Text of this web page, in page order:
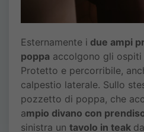
Esternamente i due ampi
poppa accolgono gli
Protetto e percorribile,
calpestio laterale. Sullo
pozzetto di poppa, che
ampio divano con
sinistra un tavolo in teak